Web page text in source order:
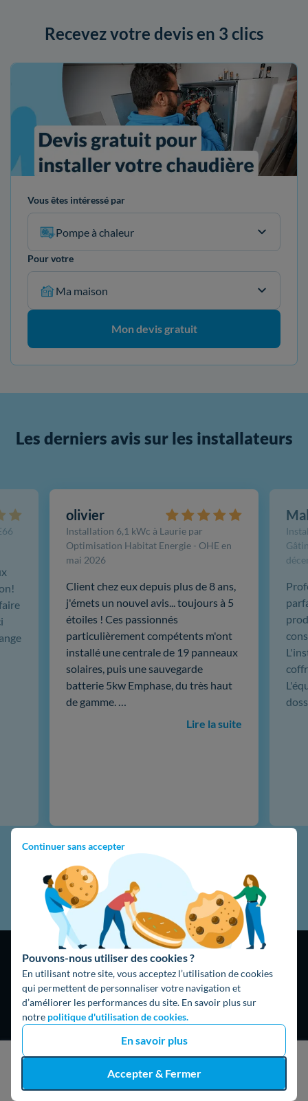
Continuer sans accepter
Pouvons-nous utiliser des cookies ?
En utilisant notre site, vous acceptez l’utilisation de cookies
qui permettent de personnaliser votre navigation et
d’améliorer les performances du site. En savoir plus sur
notre politique d'utilisation de cookies.
En savoir plus
Accepter & Fermer
J'obtiens un devis gratuit
Recevez votre devis en 3 clics
Vous êtes intéressé par
Pompe à chaleur
Pour votre
Ma maison
Mon devis gratuit
Les derniers avis sur les installateurs
olivier
Installation 6,1 kWc à Laurie par
Optimisation Habitat Energie - OHE en
mai 2026
Client chez eux depuis plus de 8 ans,
j'émets un nouvel avis... toujours à 5
étoiles ! Ces passionnés
particulièrement compétents m'ont
installé une centrale de 19 panneaux
solaires, puis une sauvegarde
batterie 5kw Emphase, du très haut
de gamme. …
Lire la suite
4,9
16474 avis Google